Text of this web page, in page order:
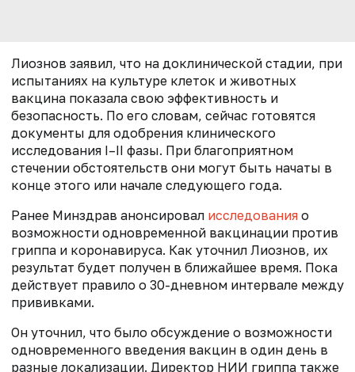
Лиознов заявил, что на доклинической стадии, при
испытаниях на культуре клеток и животных
вакцина показала свою эффективность и
безопасность. По его словам, сейчас готовятся
документы для одобрения клинического
исследования I–II фазы. При благоприятном
стечении обстоятельств они могут быть начаты в
конце этого или начале следующего года.
Ранее Минздрав анонсировал исследования о
возможности одновременной вакцинации против
гриппа и коронавируса. Как уточнил Лиознов, их
результат будет получен в ближайшее время. Пока
действует правило о 30-дневном интервале между
прививками.
Он уточнил, что было обсуждение о возможности
одновременного введения вакцин в один день в
разные локализации. Директор НИИ гриппа также